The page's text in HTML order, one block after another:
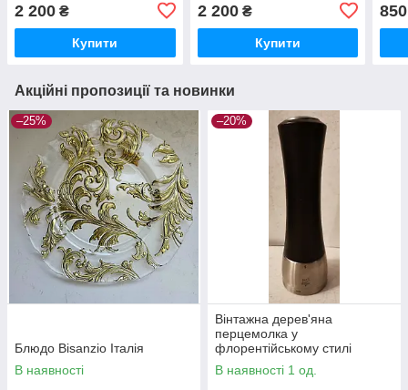
2 200 ₴
Купити
2 200₴
Купити
850
Акційні пропозиції та новинки
–25%
Блюдо Bisanzio Італія
В наявності
–20%
Вінтажна дерев'яна
перцемолка у
флорентійському стилі
В наявності 1 од.